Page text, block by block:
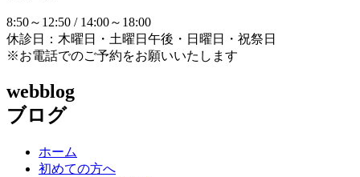
8:50～12:50 / 14:00～18:00
休診日：木曜日・土曜日午後・日曜日・祝祭日
※お電話でのご予約をお願いいたします
webblog
ブログ
ホーム
初めての方へ